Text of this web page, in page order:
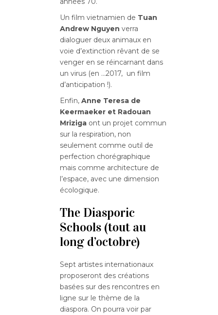
Un film vietnamien de Tuan
Andrew Nguyen verra
dialoguer deux animaux en
voie d’extinction rêvant de se
venger en se réincarnant dans
un virus (en …2017, un film
d’anticipation !).
Enfin, Anne Teresa de
Keermaeker et Radouan
Mriziga ont un projet commun
sur la respiration, non
seulement comme outil de
perfection chorégraphique
mais comme architecture de
l’espace, avec une dimension
écologique.
The Diasporic
Schools (tout au
long d’octobre)
Sept artistes internationaux
proposeront des créations
basées sur des rencontres en
ligne sur le thème de la
diaspora. On pourra voir par